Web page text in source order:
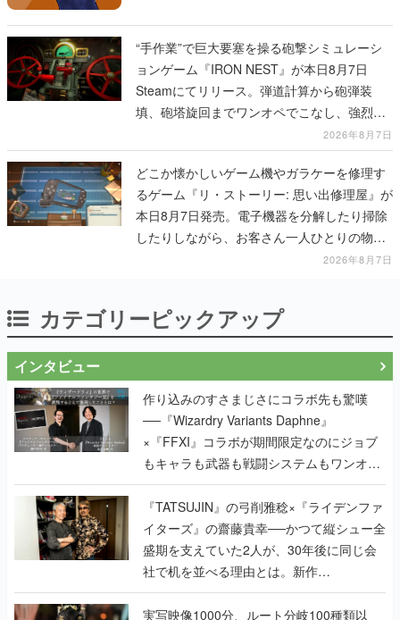
“手作業”で巨大要塞を操る砲撃シミュレーシ
ョンゲーム『IRON NEST』が本日8月7日
Steamにてリリース。弾道計算から砲弾装
填、砲塔旋回までワンオペでこなし、強烈な
一撃をブチかませるロマンある作品2026年8月7日
どこか懐かしいゲーム機やガラケーを修理す
るゲーム『リ・ストーリー: 思い出修理屋』が
本日8月7日発売。電子機器を分解したり掃除
したりしながら、お客さん一人ひとりの物語
2026年8月7日
カテゴリーピックアップ
インタビュー
作り込みのすさまじさにコラボ先も驚嘆
──『Wizardry Variants Daphne』
×『FFXI』コラボが期間限定なのにジョブ
もキャラも武器も戦闘システムもワンオフ
で作り込まれた理由を両ディレクターに聞
く
『TATSUJIN』の弓削雅稔×『ライデンファ
イターズ』の齋藤貴幸──かつて縦シュー全
盛期を支えていた2人が、30年後に同じ会
社で机を並べる理由とは。新作
『TATSUJIN EXTREME』で初タッグを組
んだレジェンド2人に訊く開発秘話
実写映像1000分、ルート分岐100種類以